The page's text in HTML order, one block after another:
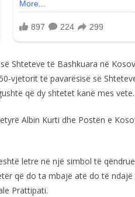
Shteteve të Bashkuara në
vjetorit të pavarësisë së
që dy shtetet kanë mes vete.
Albin Kurti dhe Postën e
letre në një simbol të
që do ta mbajë atë do të
Prattipati.